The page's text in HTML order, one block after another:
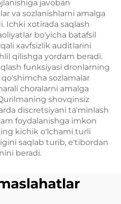
javoban
va sozlanishlarni amalga
Ichki xotirada saqlash
bo'yicha batafsil
xavfsizlik auditlarini
qilishga yordam beradi.
funksiyasi dronlarning
sozlamalar
choralarni amalga
shovqinsiz
discretsiyani ta'minlash
foydalanishga imkon
kichik o'lchami turli
saqlab turib, e'tibordan
beradi.